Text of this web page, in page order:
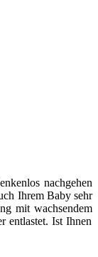
nachgehen
Ihrem Baby sehr
mit wachsendem
entlastet. Ist Ihnen